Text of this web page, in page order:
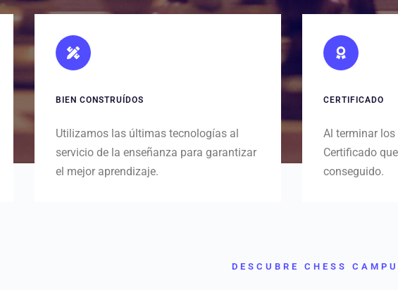
BIEN CONSTRUÍDOS
Utilizamos las últimas tecnologías al
servicio de la enseñanza para garantizar
el mejor aprendizaje.
CERTIFICADO
Al terminar los
Certificado
conseguido.
DESCUBRE CHESS